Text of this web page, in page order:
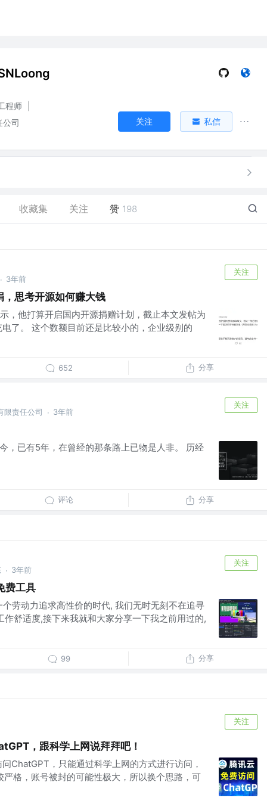
程师
司
关注 私信
收藏集 关注 赞 198
· 3年前
关注
思考开源如何赚大钱
，他打算开启国内开源捐赠计划，截止本文发帖为
了。 这个数额目前还是比较小的，企业级别的
652 分享
限责任公司 · 3年前
关注
，已有5年，在曾经的那条路上已物是人非。 历经
评论 分享
· 3年前
关注
费工具
劳动力追求高性价的时代, 我们无时无刻不在追寻
作舒适度,接下来我就和大家分享一下我之前用过的,
99 分享
关注
，跟科学上网说拜拜吧！
ChatGPT，只能通过科学上网的方式进行访问，
格，账号被封的可能性极大，所以换个思路，可